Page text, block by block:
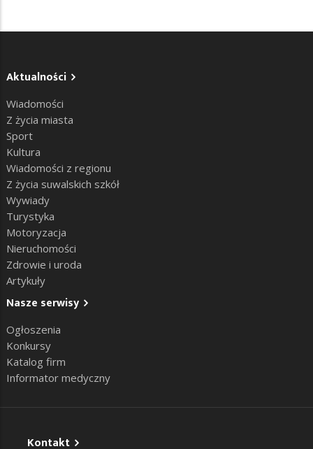
Aktualności
Wiadomości
Z życia miasta
Sport
Kultura
Wiadomości z regionu
Z życia suwalskich szkół
Wywiady
Turystyka
Motoryzacja
Nieruchomości
Zdrowie i uroda
Artykuły
Nasze serwisy
Ogłoszenia
Konkursy
Katalog firm
Informator medyczny
Kontakt